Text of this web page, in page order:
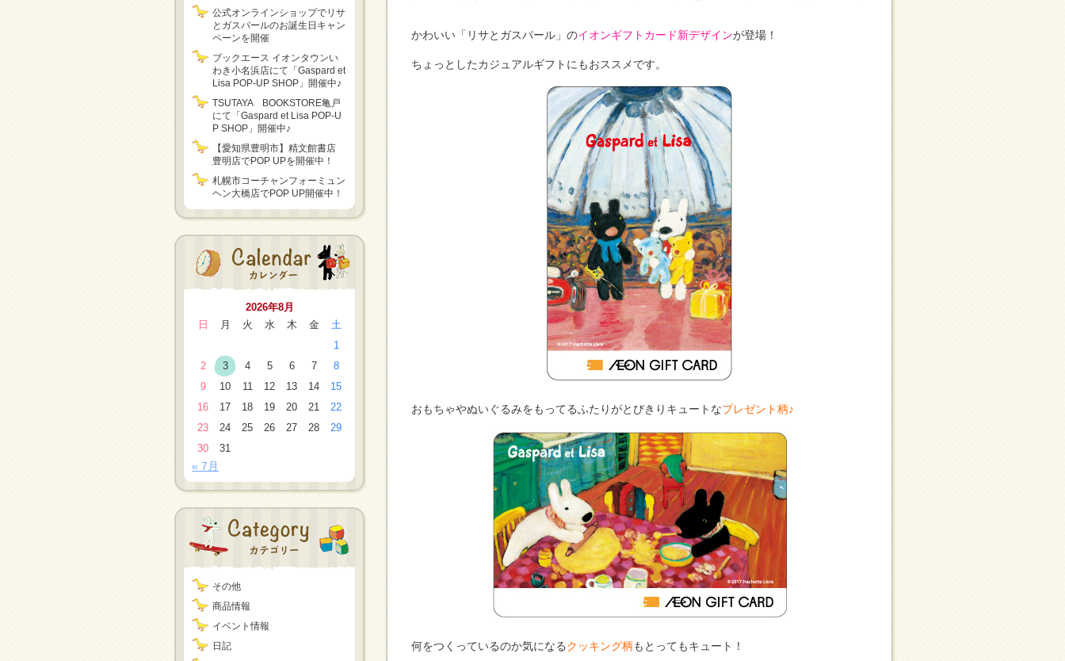
公式オンラインショップでリサ
とガスパールのお誕生日キャン
ペーンを開催
ブックエース イオンタウンい
わき小名浜店にて「Gaspard et
Lisa POP-UP SHOP」開催中♪
TSUTAYA BOOKSTORE亀戸
にて「Gaspard et Lisa POP-U
P SHOP」開催中♪
【愛知県豊明市】精文館書店
豊明店でPOP UPを開催中！
札幌市コーチャンフォーミュン
ヘン大橋店でPOP UP開催中！
2026年8月
日
月 火 水 木 金
土
1
2
3 4 5 6 7
8
9
10 11 12 13 14
15
16
17 18 19 20 21
22
23
24 25 26 27 28
29
30
31
« 7月
その他
商品情報
イベント情報
日記
かわいい「リサとガスパール」のイオンギフトカード新デザインが登場！
ちょっとしたカジュアルギフトにもおススメです。
おもちゃやぬいぐるみをもってるふたりがとびきりキュートなプレゼント柄♪
何をつくっているのか気になるクッキング柄もとってもキュート！